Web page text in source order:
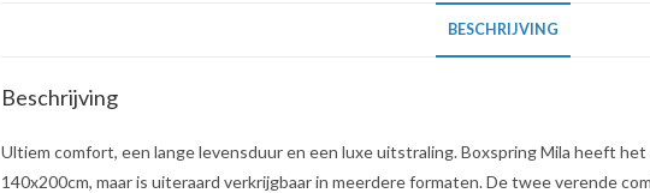
BESCHRIJVING
Beschrijving
Ultiem comfort, een lange levensduur en een luxe uitstraling. Boxspring Mila heeft
140x200cm, maar is uiteraard verkrijgbaar in meerdere formaten. De twee verende